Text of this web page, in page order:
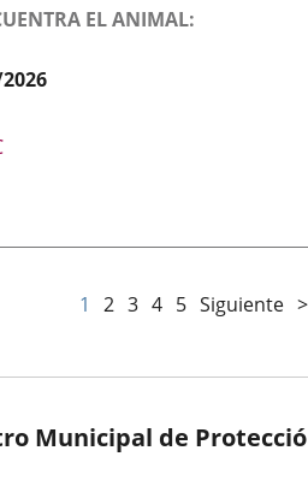
EL ANIMAL
1 2 3 4 5 Siguiente
Municipal de